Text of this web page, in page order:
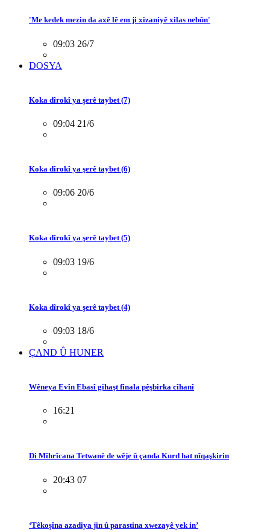
'Me kedek mezin da axê lê em ji xizaniyê xilas nebûn'
09:03 26/7
DOSYA
Koka dîrokî ya şerê taybet (7)
09:04 21/6
Koka dîrokî ya şerê taybet (6)
09:06 20/6
Koka dîrokî ya şerê taybet (5)
09:03 19/6
Koka dîrokî ya şerê taybet (4)
09:03 18/6
ÇAND Û HUNER
Wêneya Evîn Ebasî gihaşt fînala pêşbirka cîhanî
16:21
Di Mîhrîcana Tetwanê de wêje û çanda Kurd hat nîqaşkirin
20:43 07
‘Têkoşîna azadiya jin û parastina xwezayê yek in’